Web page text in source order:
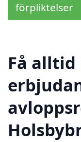
förpliktelser
Få